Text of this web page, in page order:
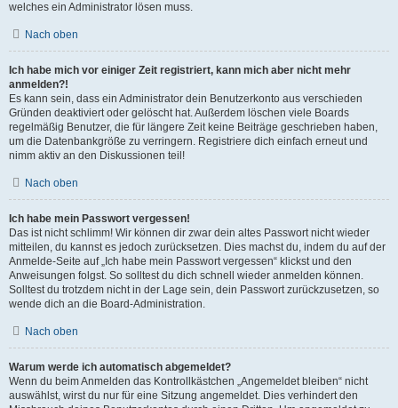
welches ein Administrator lösen muss.
Nach oben
Ich habe mich vor einiger Zeit registriert, kann mich aber nicht mehr
anmelden?!
Es kann sein, dass ein Administrator dein Benutzerkonto aus verschieden
Gründen deaktiviert oder gelöscht hat. Außerdem löschen viele Boards
regelmäßig Benutzer, die für längere Zeit keine Beiträge geschrieben haben,
um die Datenbankgröße zu verringern. Registriere dich einfach erneut und
nimm aktiv an den Diskussionen teil!
Nach oben
Ich habe mein Passwort vergessen!
Das ist nicht schlimm! Wir können dir zwar dein altes Passwort nicht wieder
mitteilen, du kannst es jedoch zurücksetzen. Dies machst du, indem du auf der
Anmelde-Seite auf „Ich habe mein Passwort vergessen“ klickst und den
Anweisungen folgst. So solltest du dich schnell wieder anmelden können.
Solltest du trotzdem nicht in der Lage sein, dein Passwort zurückzusetzen, so
wende dich an die Board-Administration.
Nach oben
Warum werde ich automatisch abgemeldet?
Wenn du beim Anmelden das Kontrollkästchen „Angemeldet bleiben“ nicht
auswählst, wirst du nur für eine Sitzung angemeldet. Dies verhindert den